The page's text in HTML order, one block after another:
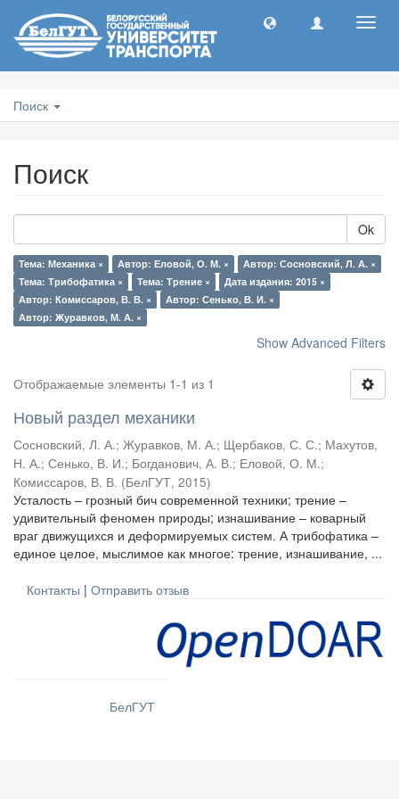
Поиск
Поиск
Ok
Тема: Механика × Автор: Еловой, О. М. ×
Автор: Сосновский, Л. А. ×
Тема: Трибофатика ×
Тема: Трение ×
Дата издания: 2015 ×
Автор: Комиссаров, В. В. ×
Автор: Сенько, В. И. ×
Автор: Журавков, М. А. ×
Show Advanced Filters
Отображаемые элементы 1-1 из 1
Новый раздел механики
Сосновский, Л. А.; Журавков, М. А.; Щербаков, С. С.; Махутов,
Н. А.; Сенько, В. И.; Богданович, А. В.; Еловой, О. М.;
Комиссаров, В. В. (БелГУТ, 2015)
Усталость – грозный бич современной техники; трение –
удивительный феномен природы; изнашивание – коварный
враг движущихся и деформируемых систем. А трибофатика –
единое целое, мыслимое как многое: трение, изнашивание, ...
Контакты | Отправить отзыв
БелГУТ